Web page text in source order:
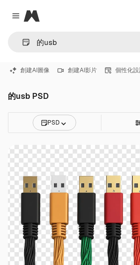
Close menu
Magnific
創建AI圖像 創建AI影片 個性化
的usb PSD
PSD